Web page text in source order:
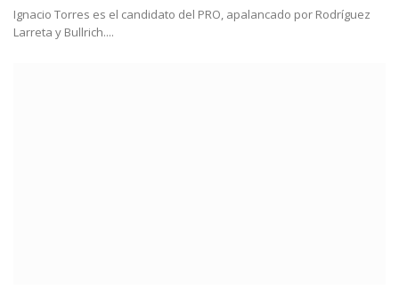
Ignacio Torres es el candidato del PRO, apalancado por Rodríguez
Larreta y Bullrich....